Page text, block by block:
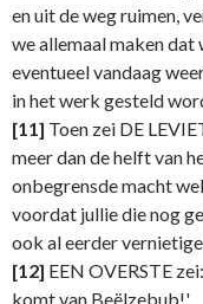
en uit de weg ruimen,
we allemaal maken
eventueel vandaag
in het werk gesteld
[11] Toen zei DE
meer dan de helft van
onbegrensde macht
voordat jullie die nog
ook al eerder
[12] EEN OVERSTE
komt van Beëlzebub!'